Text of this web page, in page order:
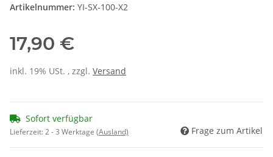
Artikelnummer: YI-SX-100-X2
17,90 €
inkl. 19% USt. , zzgl. Versand
Sofort verfügbar
Lieferzeit:2 - 3 Werktage (Ausland) Frage zum Artikel